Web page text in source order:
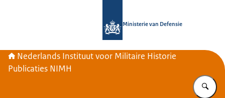
Ministerie van Defensie
Nederlands Instituut voor Militaire Historie
Publicaties NIMH